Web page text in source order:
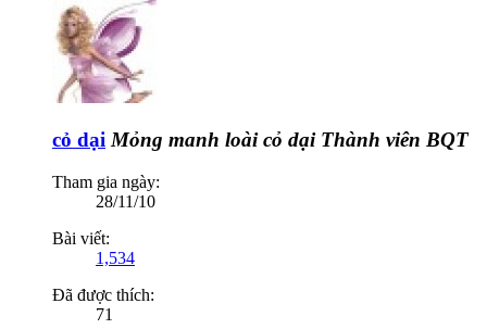
cỏ dại Mỏng manh loài cỏ dại Thành viên BQT
Tham gia ngày:
28/11/10
Bài viết:
1,534
Đã được thích:
71